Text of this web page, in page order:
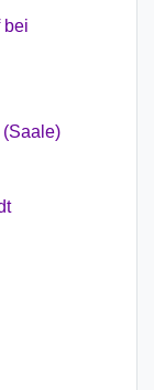
bei